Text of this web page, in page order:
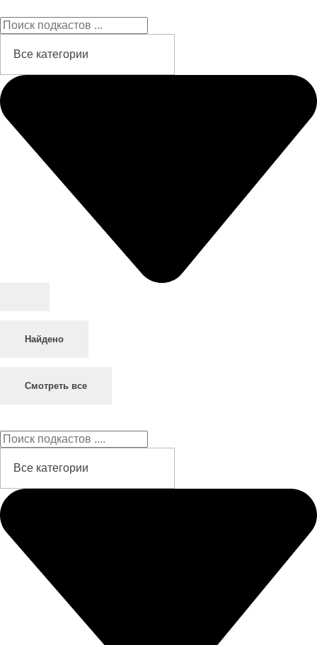
Подкасты на русском языке
слушайте бесплатно и без рекламы
Найдено
Смотреть все